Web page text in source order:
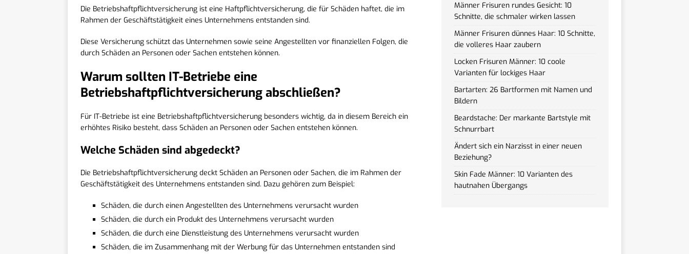
Die Betriebshaftpflichtversicherung ist eine Haftpflichtversicherung, die für Schäden haftet, die im
Rahmen der Geschäftstätigkeit eines Unternehmens entstanden sind.
Diese Versicherung schützt das Unternehmen sowie seine Angestellten vor finanziellen Folgen, die
durch Schäden an Personen oder Sachen entstehen können.
Warum sollten IT-Betriebe eine
Betriebshaftpflichtversicherung abschließen?
Für IT-Betriebe ist eine Betriebshaftpflichtversicherung besonders wichtig, da in diesem Bereich ein
erhöhtes Risiko besteht, dass Schäden an Personen oder Sachen entstehen können.
Welche Schäden sind abgedeckt?
Die Betriebshaftpflichtversicherung deckt Schäden an Personen oder Sachen, die im Rahmen der
Geschäftstätigkeit des Unternehmens entstanden sind. Dazu gehören zum Beispiel:
Schäden, die durch einen Angestellten des Unternehmens verursacht wurden
Schäden, die durch ein Produkt des Unternehmens verursacht wurden
Schäden, die durch eine Dienstleistung des Unternehmens verursacht wurden
Schäden, die im Zusammenhang mit der Werbung für das Unternehmen entstanden sind
Männer Frisuren rundes Gesicht: 10
Schnitte, die schmaler wirken lassen
Männer Frisuren dünnes Haar: 10 Schnitte,
die volleres Haar zaubern
Locken Frisuren Männer: 10 coole
Varianten für lockiges Haar
Bartarten: 26 Bartformen mit Namen und
Bildern
Beardstache: Der markante Bartstyle mit
Schnurrbart
Ändert sich ein Narzisst in einer neuen
Beziehung?
Skin Fade Männer: 10 Varianten des
hautnahen Übergangs